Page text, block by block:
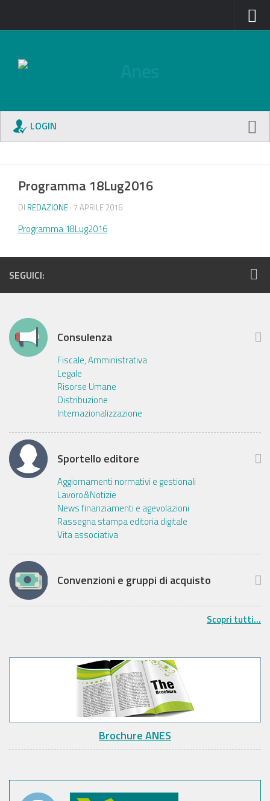
LOGIN
Programma 18Lug2016
DI REDAZIONE · 7 APRILE 2016
Programma 18Lug2016
SEGUICI:
Consulenza
Fiscale, Amministrativa
Legale
Risorse Umane
Distribuzione
Internazionalizzazione
Sportello editore
Aggiornamenti normativi e gestionali
Lavoro&Notizie
News finanziamenti e agevolazioni
Rassegna stampa editoria digitale
Vita associativa
Convenzioni e gruppi di acquisto
Scopri tutti...
Brochure ANES